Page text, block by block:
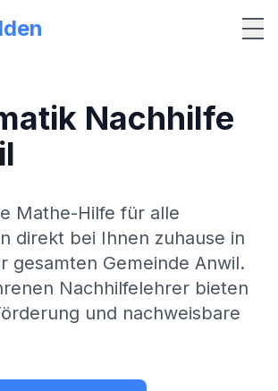
Nachhilfe
Mathe-Hilfe für alle
direkt bei Ihnen zuhause in
gesamten Gemeinde Anwil.
Nachhilfelehrer bieten
und nachweisbare